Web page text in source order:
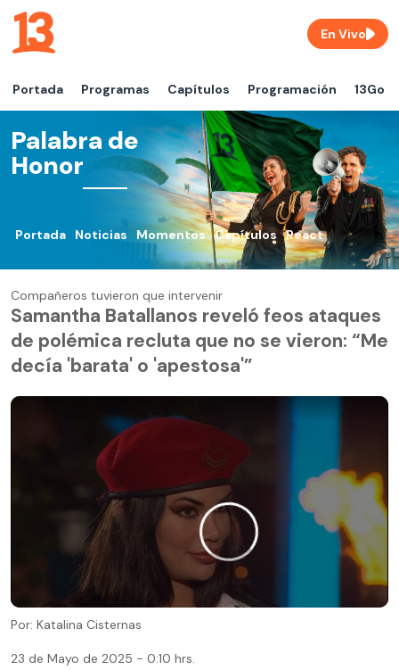
Portada Programas Capítulos Programación 13Go
En Vivo
Palabra de
Honor
Portada Noticias Momentos Capítulos React
Compañeros tuvieron que intervenir
Samantha Batallanos reveló feos ataques
de polémica recluta que no se vieron: “Me
decía 'barata' o 'apestosa'”
Por: Katalina Cisternas
23 de Mayo de 2025 - 0:10 hrs.